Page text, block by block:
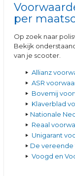
per
Op zoek naar
Bekijk
van je scooter.
Allianz
ASR
Bovemij
Klaverblad
Nationale
Reaal
Unigarant
De
Voogd en